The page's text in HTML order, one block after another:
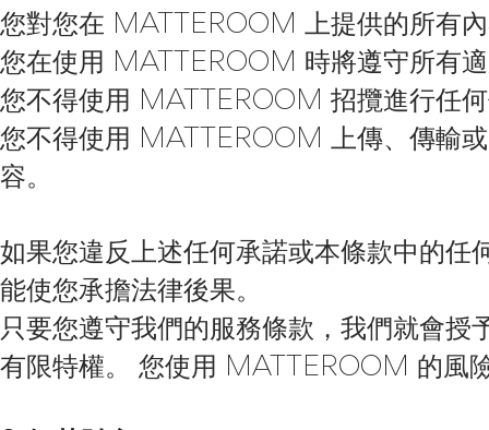
您對您在 MATTEROOM 上提供的所有
您在使用 MATTEROOM 時將遵守所有
您不得使用 MATTEROOM 招攬進行任
您不得使用 MATTEROOM 上傳、傳輸
容。
如果您違反上述任何承諾或本條款中的任
能使您承擔法律後果。
只要您遵守我們的服務條款，我們就會
有限特權。 您使用 MATTEROOM 的風